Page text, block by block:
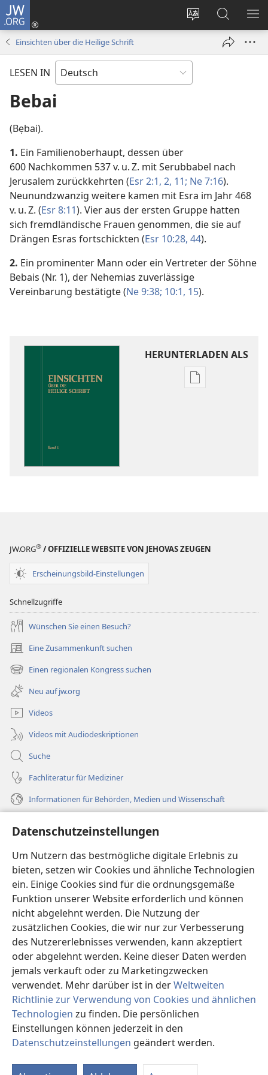
Datenschutzeinstellungen
Um Nutzern das bestmögliche digitale Erlebnis zu
bieten, setzen wir Cookies und ähnliche Technologien
ein. Einige Cookies sind für die ordnungsgemäße
Funktion unserer Website erforderlich und können
nicht abgelehnt werden. Die Nutzung der
zusätzlichen Cookies, die wir nur zur Verbesserung
des Nutzererlebnisses verwenden, kann akzeptiert
oder abgelehnt werden. Keine dieser Daten werden
jemals verkauft oder zu Marketingzwecken
verwendet. Mehr darüber ist in derWeltweiten
Richtlinie zur Verwendung von Cookies und ähnlichen
Technologien zu finden. Die persönlichen
Einstellungen können jederzeit in den
Datenschutzeinstellungen geändert werden.
JW.ORG
Websitesprache
ändern
Anmelden
(öffnet
Suche
Einsichten über die Heilige Schrift
LESEN IN
Bebai
(Bẹbai).
1. Ein Familienoberhaupt, dessen über
600 Nachkommen 537 v. u. Z. mit Serubbabel nach
Jerusalem zurückkehrten (Esr 2:1, 2, 11; Ne 7:16).
Neunundzwanzig weitere kamen mit Esra im Jahr 468
v. u. Z. (Esr 8:11). Vier aus der ersten Gruppe hatten
sich fremdländische Frauen genommen, die sie auf
Drängen Esras fortschickten (Esr 10:28, 44).
2. Ein prominenter Mann oder ein Vertreter der Söhne
Bebais (Nr. 1), der Nehemias zuverlässige
Vereinbarung bestätigte (Ne 9:38; 10:1, 15).
HERUNTERLADEN ALS
JW.ORG® / OFFIZIELLE WEBSITE VON JEHOVAS ZEUGEN
Erscheinungsbild-Einstellungen
Schnellzugriffe
Wünschen Sie einen Besuch?
Eine Zusammenkunft suchen
(öffnet
neues
Fenster)
Einen regionalen Kongress suchen
(öffnet
neues
Fenster)
Neu auf jw.org
Videos
Videos mit Audiodeskriptionen
Suche
Fachliteratur für Mediziner
Informationen für Behörden, Medien und Wissenschaft
Spenden
(öffnet
neues
Fenster)Wachtturm ONLINE-BIBLIOTHEK
(öffnet
neues
Fenster)JW Hub®
(öffnet
neues
Fenster)JW Library
Watchtower Library ®
Copyright© 2026 Watch Tower Bible and Tract Society of Pennsylvania.
NUTZUNGSBEDINGUNGEN
DATENSCHUTZERKLÄRUNG
DATENSCHUTZEINSTELLUNGEN